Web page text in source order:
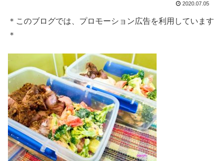
2020.07.05
＊このブログでは、プロモーション広告を利用しています
＊